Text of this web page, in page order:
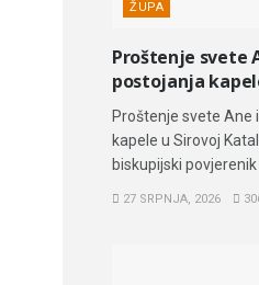
ŽUPA
Proštenje svete
postojanja
Proštenje svete Ane
kapele u Sirovoj
biskupijski
27 SRPNJA, 2026